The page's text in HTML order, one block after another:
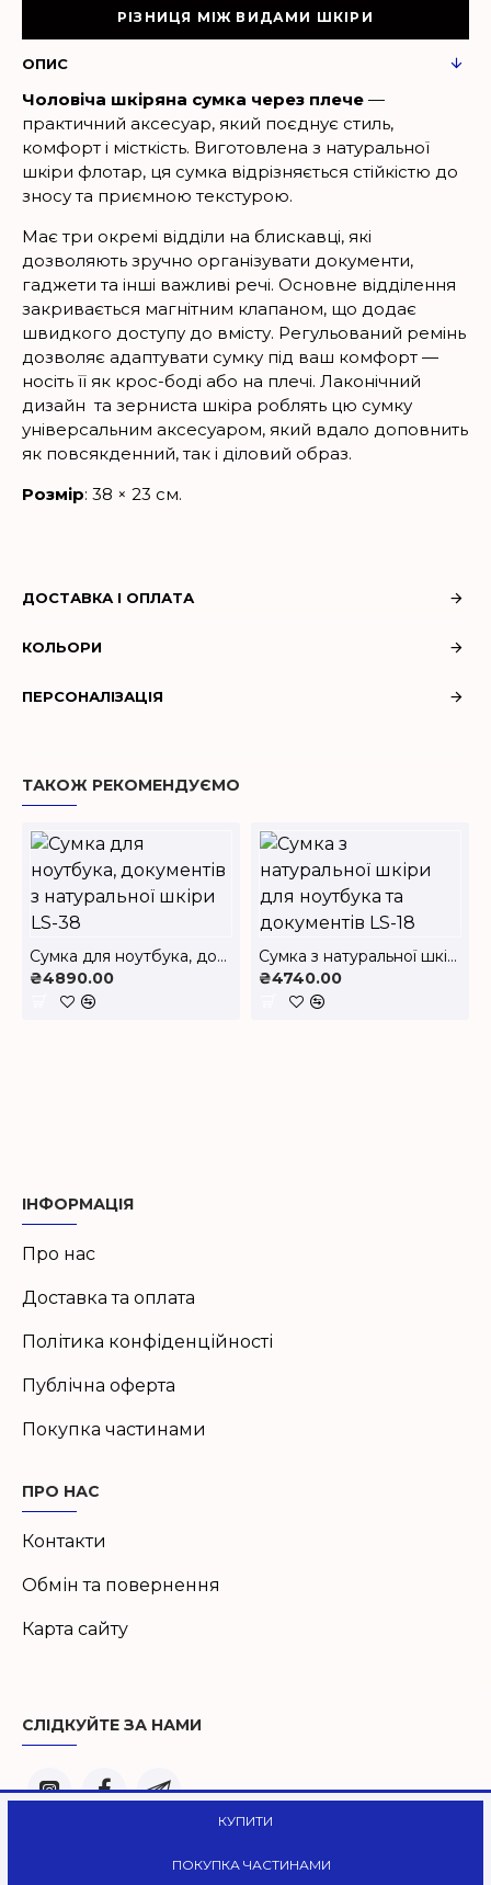
КУПИТИ
ПОКУПКА ЧАСТИНАМИ
РІЗНИЦЯ МІЖ ВИДАМИ ШКІРИ
ОПИС
Чоловіча шкіряна сумка через плече —
практичний аксесуар, який поєднує стиль,
комфорт і місткість. Виготовлена з натуральної
шкіри флотар, ця сумка відрізняється стійкістю до
зносу та приємною текстурою.
Має три окремі відділи на блискавці, які
дозволяють зручно організувати документи,
гаджети та інші важливі речі. Основне відділення
закривається магнітним клапаном, що додає
швидкого доступу до вмісту. Регульований ремінь
дозволяє адаптувати сумку під ваш комфорт —
носіть її як крос-боді або на плечі. Лаконічний
дизайн та зерниста шкіра роблять цю сумку
універсальним аксесуаром, який вдало доповнить
як повсякденний, так і діловий образ.
Розмір: 38 × 23 см.
ДОСТАВКА І ОПЛАТА
КОЛЬОРИ
ПЕРСОНАЛІЗАЦІЯ
ТАКОЖ РЕКОМЕНДУЄМО
Сумка для ноутбука, документів з натуральної шкіри LS-38
₴4890.00
Сумка з натуральної шкіри для ноутбука та документів LS-18
₴4740.00
ІНФОРМАЦІЯ
Про нас
Доставка та оплата
Політика конфіденційності
Публічна оферта
Покупка частинами
ПРО НАС
Контакти
Обмін та повернення
Карта сайту
СЛІДКУЙТЕ ЗА НАМИ